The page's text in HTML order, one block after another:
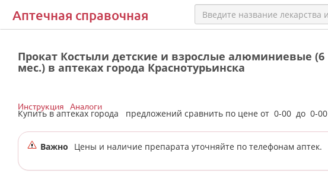
Аптечная справочная
Прокат Костыли детские и взрослые алюминиевые (6
мес.) в аптеках города Краснотурьинска
Купить в аптеках города предложений сравнить по цене от 0-00 до 0-00
Инструкция Аналоги
Важно Цены и наличие препарата уточняйте по телефонам аптек.